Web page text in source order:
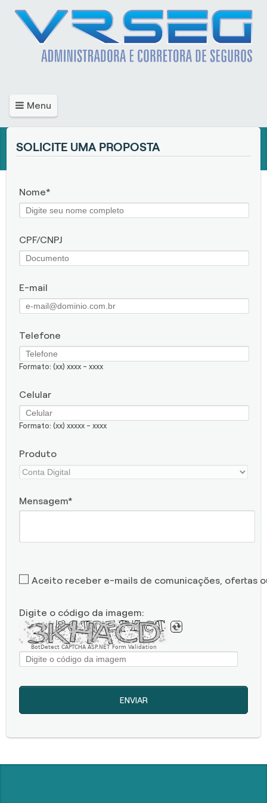
Menu
SOLICITE UMA PROPOSTA
Nome
CPF/CNPJ
E-mail
Telefone
Formato: (xx) xxxx - xxxx
Celular
Formato: (xx) xxxxx - xxxx
Produto
Mensagem
Aceito receber e-mails de comunicações, ofertas
Digite o código da imagem:
BotDetect CAPTCHA ASP.NET Form Validation
ENVIAR